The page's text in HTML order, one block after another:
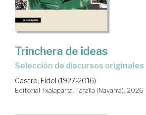
Trinchera de ideas
Selección de discursos originales
Castro, Fidel (1927-2016)
Editorial Txalaparta. Tafalla (Navarra), 2026